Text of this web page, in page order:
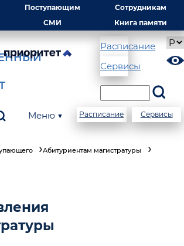
Поступающим
Сотрудникам
СМИ Книга памяти
Расписание
Сервисы
Меню ▼ Расписание Сервисы
Абитуриентам магистратуры